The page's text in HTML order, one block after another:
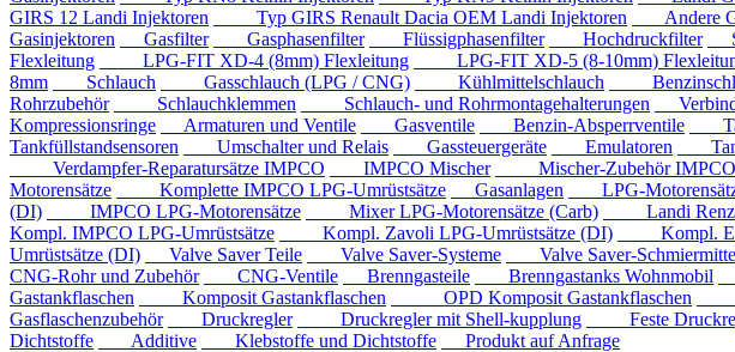
GIRS 12 Landi Injektoren
Typ GIRS Renault Dacia OEM Landi Injektoren Andere
Gasinjektoren
Gasfilter Gasphasenfilter Flüssigphasenfilter Hochdruckfilter
Flexleitung
LPG-FIT XD-4 (8mm) Flexleitung LPG-FIT XD-5 (8-10mm)
8mm
Schlauch Gasschlauch (LPG / CNG) Kühlmittelschlauch
Rohrzubehör
Schlauchklemmen Schlauch- und Rohrmontagehalterungen
Kompressionsringe
Armaturen und Ventile Gasventile Benzin-Absperrventile
Tankfüllstandsensoren
Umschalter und Relais Gassteuergeräte Emulatoren
Verdampfer-Reparatursätze IMPCO
IMPCO Mischer Mischer-Zubehör IMPCO
Motorensätze
Komplette IMPCO LPG-Umrüstsätze Gasanlagen LPG-
(DI)
IMPCO LPG-Motorensätze Mixer LPG-Motorensätze (Carb) Landi Renzo
Kompl. IMPCO LPG-Umrüstsätze
Kompl. Zavoli LPG-Umrüstsätze (DI) Kompl.
Umrüstsätze (DI)
Valve Saver Teile Valve Saver-Systeme Valve Saver-
CNG-Rohr und Zubehör
CNG-Ventile Brenngasteile Brenngastanks Wohnmobil
Gastankflaschen
Komposit Gastankflaschen OPD Komposit Gastankflaschen
Gasflaschenzubehör
Druckregler Druckregler mit Shell-kupplung Feste
Dichtstoffe
Additive Klebstoffe und Dichtstoffe Produkt auf Anfrage